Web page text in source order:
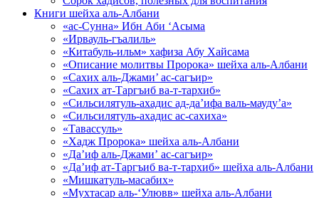
Книги шейха аль-Албани
«ас-Сунна» Ибн Аби ‘Асыма
«Ирвауль-гъалиль»
«Китабуль-ильм» хафиза Абу Хайсама
«Описание молитвы Пророка» шейха аль-Албани
«Сахих аль-Джами’ ас-сагъир»
«Сахих ат-Таргъиб ва-т-тархиб»
«Сильсилятуль-ахадис ад-да’ифа валь-мауду’а»
«Сильсилятуль-ахадис ас-сахиха»
«Тавассуль»
«Хадж Пророка» шейха аль-Албани
«Да’иф аль-Джами’ ас-сагъир»
«Да’иф ат-Таргъиб ва-т-тархиб» шейха аль-Албани
«Мишкатуль-масабих»
«Мухтасар аль-‘Улювв» шейха аль-Албани